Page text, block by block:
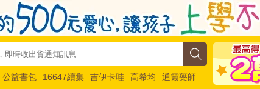
公益書包 16647續集 吉伊卡哇 高希均
通靈藥師